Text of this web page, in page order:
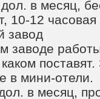
в месяц,
10-12
завод
заводе
каком
в мини-отели.
в месяц,